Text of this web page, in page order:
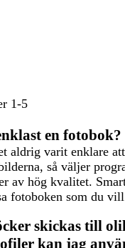
1-5
en fotobok?
aldrig varit enklare
så väljer
av hög kvalitet.
fotoboken som du
skickas till
kan jag